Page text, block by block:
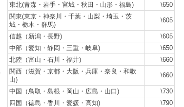
東北(青森・岩手・宮城・秋田・山形・福島)
\650
関東(東京・神奈川・千葉・山梨・埼玉・茨
城・栃木・群馬)
\605
信越（新潟・長野)
\605
中部（愛知・静岡・三重・岐阜)
\650
北陸（富山・石川・福井)
\660
関西（滋賀・京都・大阪・兵庫・奈良・和歌
山)
\660
中国（鳥取・島根・岡山・広島・山口)
\730
四国（徳島・香川・愛媛・高知)
\790